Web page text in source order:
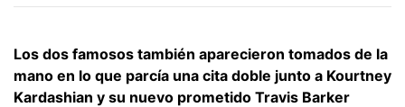
Los dos famosos también aparecieron tomados de la
mano en lo que parcía una cita doble junto a Kourtney
Kardashian y su nuevo prometido Travis Barker